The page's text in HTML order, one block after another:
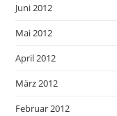
Juni 2012
Mai 2012
April 2012
März 2012
Februar 2012